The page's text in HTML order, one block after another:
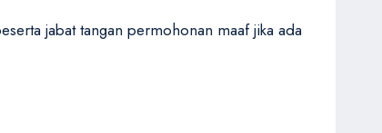
jabat tangan permohonan maaf jika ada